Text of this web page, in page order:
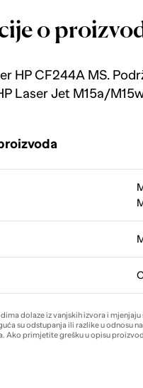
o
HP CF244A MS.
Laser Jet M15a/
dolaze iz vanjskih izvora i
su odstupanja ili razlike u odnosu
Ako primjetite grešku u opisu